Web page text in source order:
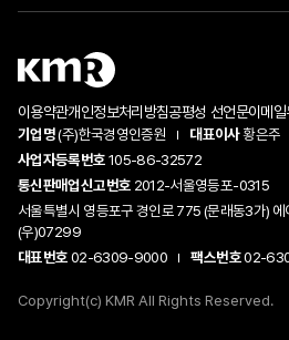
이용약관개인정보처리방침공평성 선언문이메
기업명(주)한국경영인증원 대표이사황은주
사업자등록번호105-86-32572
통신판매업신고번호 2012-서울영등포-0315
서울특별시 영등포구 경인로 775 (문래동3가)
(우)07299
대표번호02-6309-9000 팩스번호02-
Copyright(c) KMR All Rights Reserved.